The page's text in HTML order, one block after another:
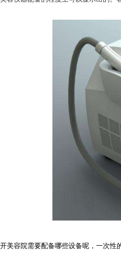
容院需要配备哪些设备呢，一次性的